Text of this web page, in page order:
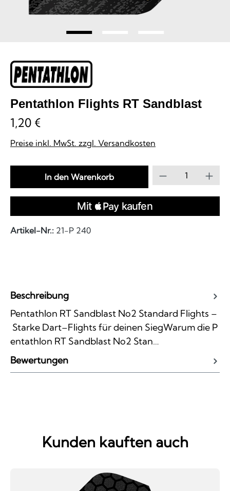
Pentathlon Flights RT Sandblast
1,20 €
Preise inkl. MwSt. zzgl. Versandkosten
Produkt
In den Warenkorb
Artikel-Nr.: 21-P 240
Beschreibung
Pentathlon RT Sandblast No2 Standard Flights –
Starke Dart–Flights für deinen SiegWarum die P
entathlon RT Sandblast No2 Stan…
Bewertungen
Kunden kauften auch